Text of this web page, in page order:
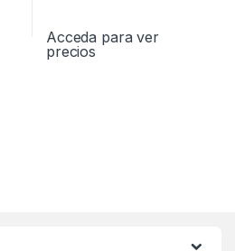
Acceda para ver
precios